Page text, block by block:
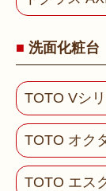
洗面化粧台
TOTO Vシ
TOTO オク
TOTO エス